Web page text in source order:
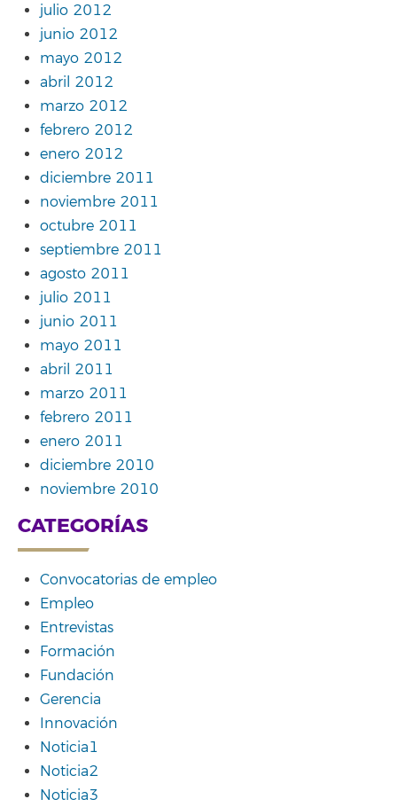
julio 2012
junio 2012
mayo 2012
abril 2012
marzo 2012
febrero 2012
enero 2012
diciembre 2011
noviembre 2011
octubre 2011
septiembre 2011
agosto 2011
julio 2011
junio 2011
mayo 2011
abril 2011
marzo 2011
febrero 2011
enero 2011
diciembre 2010
noviembre 2010
CATEGORÍAS
Convocatorias de empleo
Empleo
Entrevistas
Formación
Fundación
Gerencia
Innovación
Noticia1
Noticia2
Noticia3